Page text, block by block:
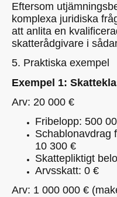
Eftersom
komplexa juridiska
att anlita en
skatterådgivare i
5. Praktiska exempel
Exempel 1:
Arv: 20 000 €
Fribelopp: 500
Schablonavdrag
10 300 €
Skattepliktigt
Arvsskatt: 0 €
Arv: 1 000 000 €